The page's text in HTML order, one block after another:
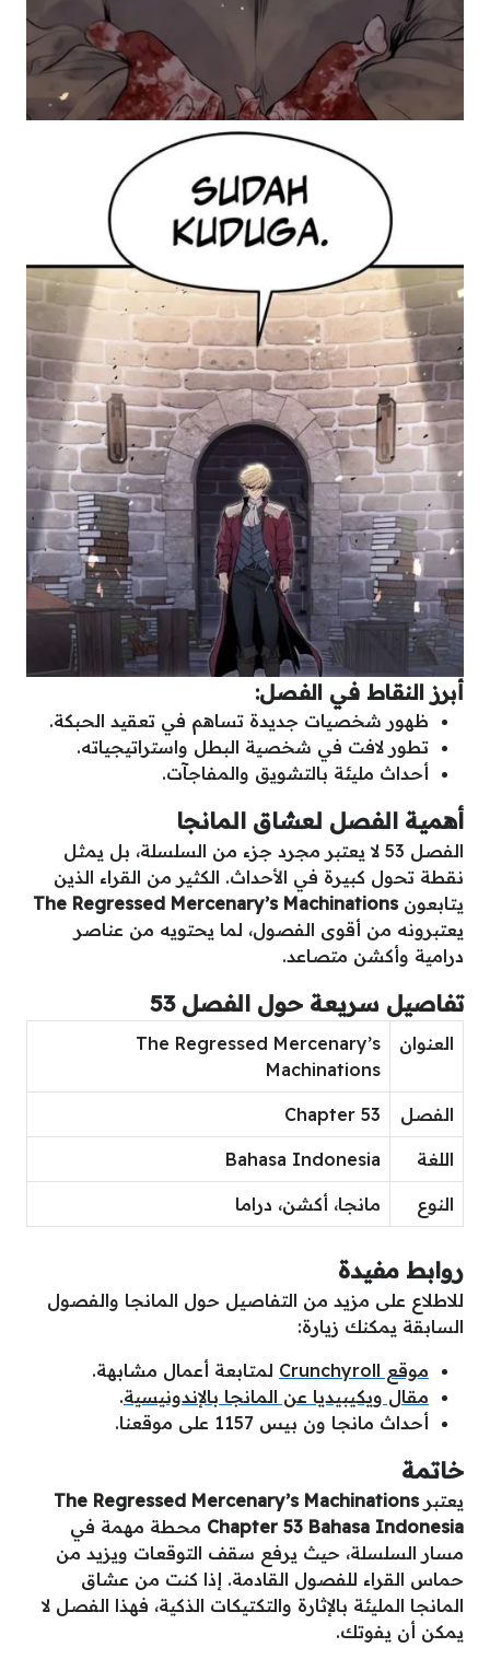
أبرز النقاط في الفصل:
ظهور شخصيات جديدة تساهم في تعقيد الحبكة.
تطور لافت في شخصية البطل واستراتيجياته.
أحداث مليئة بالتشويق والمفاجآت.
أهمية الفصل لعشاق المانجا
الفصل 53 لا يعتبر مجرد جزء من السلسلة، بل يمثل
نقطة تحول كبيرة في الأحداث. الكثير من القراء الذين
يتابعون The Regressed Mercenary’s Machinations
يعتبرونه من أقوى الفصول، لما يحتويه من عناصر
درامية وأكشن متصاعد.
تفاصيل سريعة حول الفصل 53
العنوان
The Regressed Mercenary’s
Machinations
الفصل Chapter 53
اللغة Bahasa Indonesia
النوع مانجا، أكشن، دراما
روابط مفيدة
للاطلاع على مزيد من التفاصيل حول المانجا والفصول
السابقة يمكنك زيارة:
موقع Crunchyroll
لمتابعة أعمال مشابهة.
مقال ويكيبيديا عن المانجا بالإندونيسية.
أحداث مانجا ون بيس 1157 على موقعنا.
خاتمة
يعتبر The Regressed Mercenary’s Machinations
Chapter 53 Bahasa Indonesia محطة مهمة في
مسار السلسلة، حيث يرفع سقف التوقعات ويزيد من
حماس القراء للفصول القادمة. إذا كنت من عشاق
المانجا المليئة بالإثارة والتكتيكات الذكية، فهذا الفصل لا
يمكن أن يفوتك.